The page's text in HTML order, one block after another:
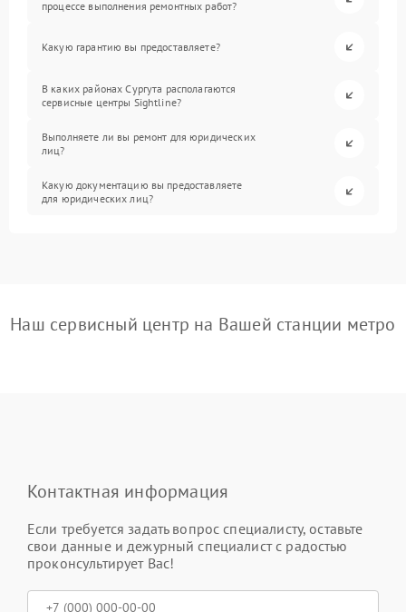
процессе выполнения ремонтных работ?
Какую гарантию вы предоставляете?
В каких районах Сургута располагаются
сервисные центры Sightline?
Выполняете ли вы ремонт для юридических
лиц?
Какую документацию вы предоставляете
для юридических лиц?
Наш сервисный центр на Вашей станции метро
Контактная информация
Если требуется задать вопрос специалисту, оставьте
свои данные и дежурный специалист с радостью
проконсультирует Вас!